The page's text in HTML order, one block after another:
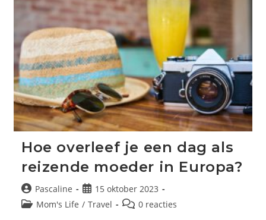
Verschillende
Weersomstandigheden?
Hoe overleef je een dag als
reizende moeder in Europa?
Bericht
auteur:
Pascaline
Bericht
gepubliceerd
15 oktober 2023
Berichtcategorie:
Mom's Life / Travel
Bericht0 reacties